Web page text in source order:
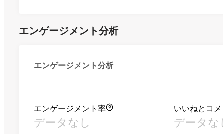
エンゲージメント分析
エンゲージメント分析
エンゲージメント率
データなし
いいねとコ
データな